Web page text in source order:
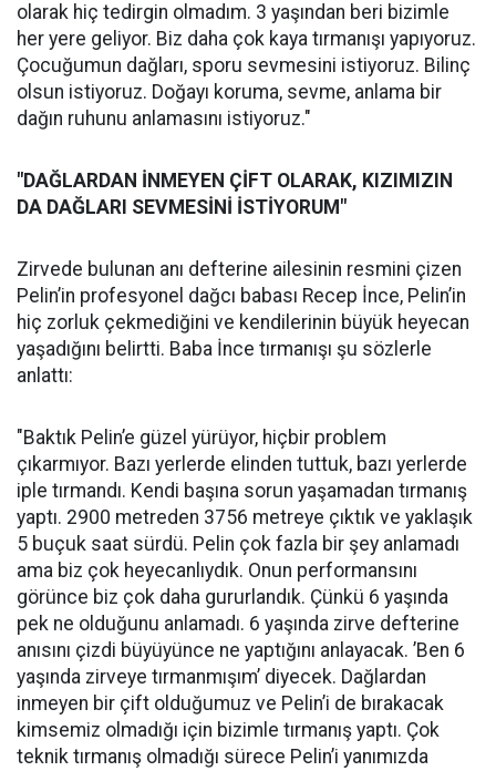
olarak hiç tedirgin olmadım. 3 yaşından beri bizimle
her yere geliyor. Biz daha çok kaya tırmanışı yapıyoruz.
Çocuğumun dağları, sporu sevmesini istiyoruz. Bilinç
olsun istiyoruz. Doğayı koruma, sevme, anlama bir
dağın ruhunu anlamasını istiyoruz."
"DAĞLARDAN İNMEYEN ÇİFT OLARAK, KIZIMIZIN
DA DAĞLARI SEVMESİNİ İSTİYORUM"
Zirvede bulunan anı defterine ailesinin resmini çizen
Pelin’in profesyonel dağcı babası Recep İnce, Pelin’in
hiç zorluk çekmediğini ve kendilerinin büyük heyecan
yaşadığını belirtti. Baba İnce tırmanışı şu sözlerle
anlattı:
"Baktık Pelin’e güzel yürüyor, hiçbir problem
çıkarmıyor. Bazı yerlerde elinden tuttuk, bazı yerlerde
iple tırmandı. Kendi başına sorun yaşamadan tırmanış
yaptı. 2900 metreden 3756 metreye çıktık ve yaklaşık
5 buçuk saat sürdü. Pelin çok fazla bir şey anlamadı
ama biz çok heyecanlıydık. Onun performansını
görünce biz çok daha gururlandık. Çünkü 6 yaşında
pek ne olduğunu anlamadı. 6 yaşında zirve defterine
anısını çizdi büyüyünce ne yaptığını anlayacak. ’Ben 6
yaşında zirveye tırmanmışım’ diyecek. Dağlardan
inmeyen bir çift olduğumuz ve Pelin’i de bırakacak
kimsemiz olmadığı için bizimle tırmanış yaptı. Çok
teknik tırmanış olmadığı sürece Pelin’i yanımızda